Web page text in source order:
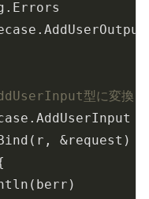
型に変換